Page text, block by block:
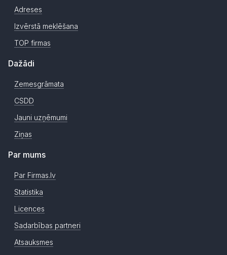
Adreses
Izvērstā meklēšana
TOP firmas
Dažādi
Zemesgrāmata
CSDD
Jauni uzņēmumi
Ziņas
Par mums
Par Firmas.lv
Statistika
Licences
Sadarbības partneri
Atsauksmes